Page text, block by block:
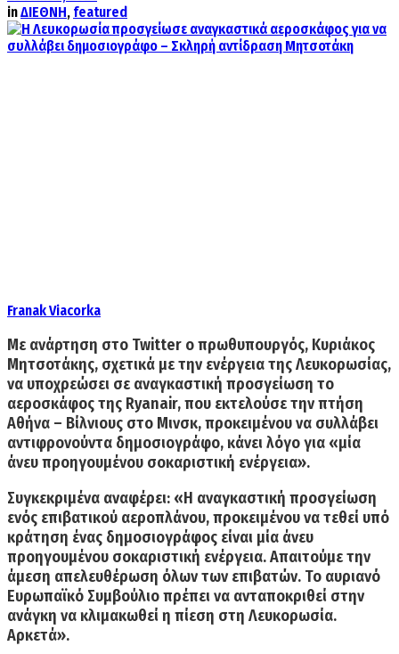
inΔΙΕΘΝΗ, featured
Franak Viacorka
Με ανάρτηση στο Twitter ο πρωθυπουργός, Κυριάκος
Μητσοτάκης, σχετικά με την ενέργεια της Λευκορωσίας,
να υποχρεώσει σε αναγκαστική προσγείωση το
αεροσκάφος της Ryanair, που εκτελούσε την πτήση
Αθήνα – Βίλνιους στο Μινσκ, προκειμένου να συλλάβει
αντιφρονούντα δημοσιογράφο, κάνει λόγο για «μία
άνευ προηγουμένου σοκαριστική ενέργεια».
Συγκεκριμένα αναφέρει: «Η αναγκαστική προσγείωση
ενός επιβατικού αεροπλάνου, προκειμένου να τεθεί υπό
κράτηση ένας δημοσιογράφος είναι μία άνευ
προηγουμένου σοκαριστική ενέργεια.Απαιτούμε την
άμεση απελευθέρωση όλων των επιβατών. Το αυριανό
Ευρωπαϊκό Συμβούλιο πρέπει να ανταποκριθεί στην
ανάγκη να κλιμακωθεί η πίεση στη Λευκορωσία.
Αρκετά».